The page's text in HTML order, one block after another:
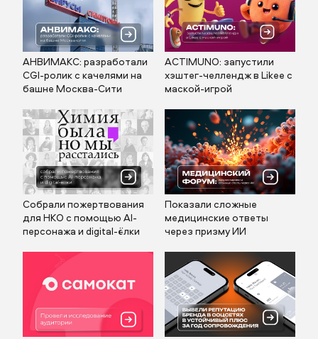
АНВИМАКС: разработали
CGI-ролик с качелями на
башне Москва-Сити
ACTIMUNO: запустили
хэштег-челлендж в Likee с
маской-игрой
Собрали пожертвования
для НКО с помощью AI-
персонажа и digital-ёлки
Показали сложные
медицинские ответы
через призму ИИ